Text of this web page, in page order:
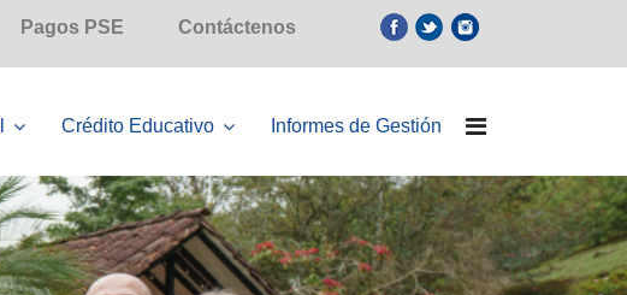
Pagos PSE Contáctenos
Crédito Educativo Informes de Gestión